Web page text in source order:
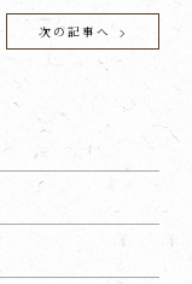
次の記事へ